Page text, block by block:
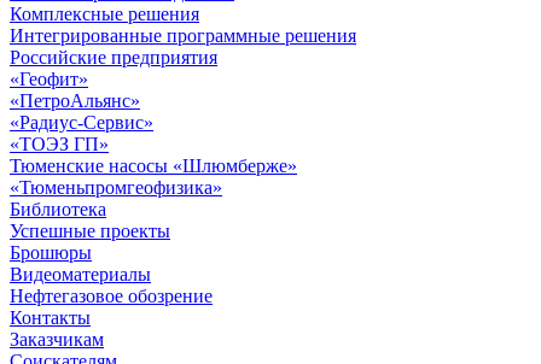
Комплексные решения
Интегрированные программные решения
Российские предприятия
«Геофит»
«ПетроАльянс»
«Радиус-Сервис»
«ТОЭЗ ГП»
Тюменские насосы «Шлюмберже»
«Тюменьпромгеофизика»
Библиотека
Успешные проекты
Брошюры
Видеоматериалы
Нефтегазовое обозрение
Контакты
Заказчикам